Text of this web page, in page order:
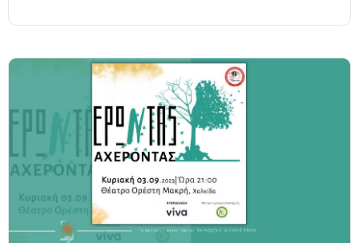
ΚΕΝΤΡΟ
ΕΡΕΥΝΑΣ ΚΑΙ
ΔΙΑΔΟΣΗΣ
ΛΟΓΟΥ
ΤΕΧΝΗΣ ΚΑΙ
ΧΟΡΟΥ | 1-3
ΣΕΠΤΕΜΒΡΙΟΥ
2023